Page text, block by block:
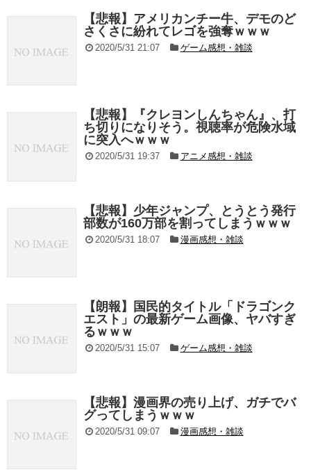
【悲報】アメリカンチー牛、デモのど
さくさに紛れてレゴを強奪ｗｗｗ
2020/5/31 21:07 ゲーム感想・雑談
【悲報】『クレヨンしんちゃん』、打
ち切りになりそう。視聴率が危険水域
に突入へｗｗｗ
2020/5/31 19:37 アニメ感想・雑談
【悲報】少年ジャンプ、とうとう発行
部数が160万部を割ってしまうｗｗｗ
2020/5/31 18:07 漫画感想・雑談
【朗報】国民的タイトル「ドラゴンク
エスト」の最新ゲーム画像、ヤバすぎ
るｗｗｗ
2020/5/31 15:07 ゲーム感想・雑談
【悲報】漫画界の売り上げ、ガチでバ
グってしまうｗｗｗ
2020/5/31 09:07 漫画感想・雑談